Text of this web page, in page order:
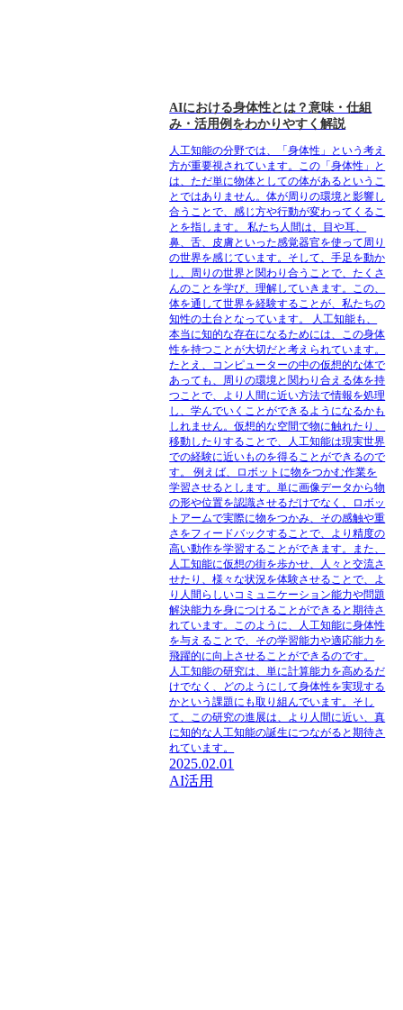
AIにおける身体性とは？意味・仕組
み・活用例をわかりやすく解説
人工知能の分野では、「身体性」という考え
方が重要視されています。この「身体性」と
は、ただ単に物体としての体があるというこ
とではありません。体が周りの環境と影響し
合うことで、感じ方や行動が変わってくるこ
とを指します。 私たち人間は、目や耳、
鼻、舌、皮膚といった感覚器官を使って周り
の世界を感じています。そして、手足を動か
し、周りの世界と関わり合うことで、たくさ
んのことを学び、理解していきます。この、
体を通して世界を経験することが、私たちの
知性の土台となっています。 人工知能も、
本当に知的な存在になるためには、この身体
性を持つことが大切だと考えられています。
たとえ、コンピューターの中の仮想的な体で
あっても、周りの環境と関わり合える体を持
つことで、より人間に近い方法で情報を処理
し、学んでいくことができるようになるかも
しれません。仮想的な空間で物に触れたり、
移動したりすることで、人工知能は現実世界
での経験に近いものを得ることができるので
す。 例えば、ロボットに物をつかむ作業を
学習させるとします。単に画像データから物
の形や位置を認識させるだけでなく、ロボッ
トアームで実際に物をつかみ、その感触や重
さをフィードバックすることで、より精度の
高い動作を学習することができます。また、
人工知能に仮想の街を歩かせ、人々と交流さ
せたり、様々な状況を体験させることで、よ
り人間らしいコミュニケーション能力や問題
解決能力を身につけることができると期待さ
れています。このように、人工知能に身体性
を与えることで、その学習能力や適応能力を
飛躍的に向上させることができるのです。
人工知能の研究は、単に計算能力を高めるだ
けでなく、どのようにして身体性を実現する
かという課題にも取り組んでいます。そし
て、この研究の進展は、より人間に近い、真
に知的な人工知能の誕生につながると期待さ
れています。
2025.02.01
AI活用